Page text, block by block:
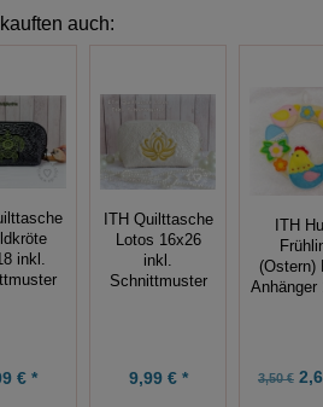
auch:
inkl.
€ *
ITH Quilttasche
Lotos 16x26
inkl.
Schnittmuster
9,99 € *
ITH
(Ostern)
Anhänger
3,50 €